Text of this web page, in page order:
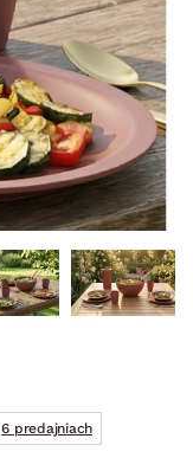
6 predajniach